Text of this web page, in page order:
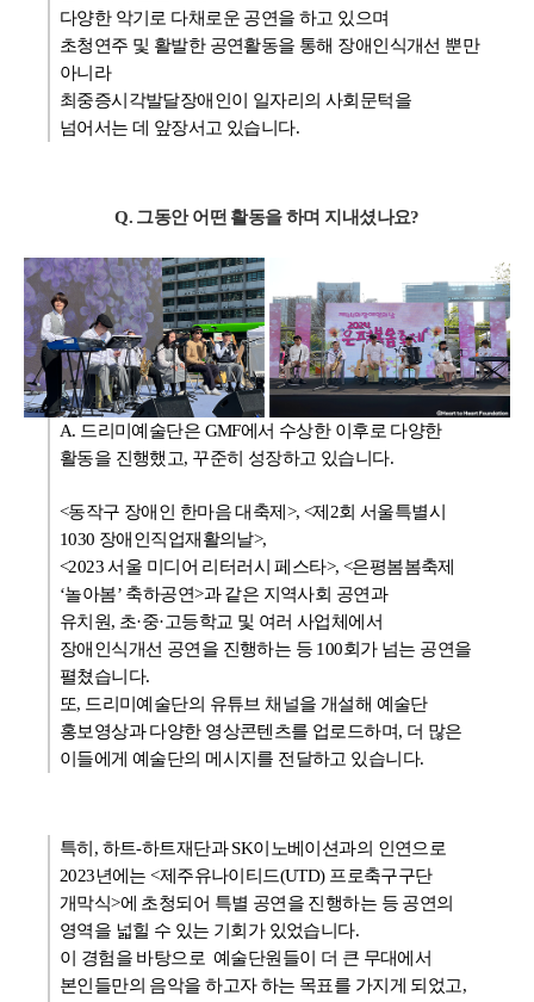
다양한 악기로 다채로운 공연을 하고 있으며
초청연주 및 활발한 공연활동을 통해 장애인식개선 뿐만
아니라
최중증시각발달장애인이 일자리의 사회문턱을
넘어서는 데 앞장서고 있습니다.
Q. 그동안 어떤 활동을 하며 지내셨나요?
A. 드리미예술단은 GMF에서 수상한 이후로 다양한
활동을 진행했고, 꾸준히 성장하고 있습니다.
<동작구 장애인 한마음 대축제>, <제2회 서울특별시
1030 장애인직업재활의날>,
<2023 서울 미디어 리터러시 페스타>, <은평봄봄축제
‘놀아봄’ 축하공연>과 같은 지역사회 공연과
유치원, 초·중·고등학교 및 여러 사업체에서
장애인식개선 공연을 진행하는 등 100회가 넘는 공연을
펼쳤습니다.
또, 드리미예술단의 유튜브 채널을 개설해 예술단
홍보영상과 다양한 영상콘텐츠를 업로드하며, 더 많은
이들에게 예술단의 메시지를 전달하고 있습니다.
특히, 하트-하트재단과 SK이노베이션과의 인연으로
2023년에는 <제주유나이티드(UTD) 프로축구구단
개막식>에 초청되어 특별 공연을 진행하는 등 공연의
영역을 넓힐 수 있는 기회가 있었습니다.
이 경험을 바탕으로 예술단원들이 더 큰 무대에서
본인들만의 음악을 하고자 하는 목표를 가지게 되었고,